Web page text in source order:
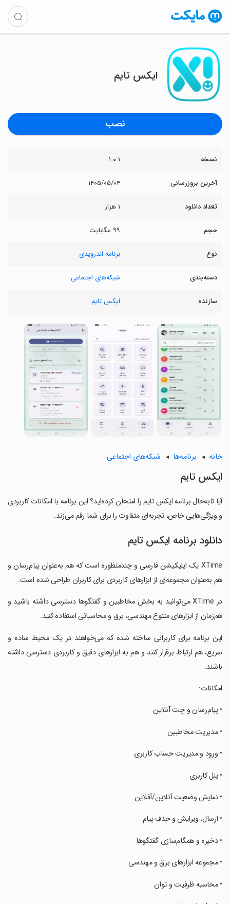
‏‏‏ایکس تایم
نصب
نسخه ۱.۰.۱
آخرین بروزرسانی ۱۴۰۵/۰۵/۰۴
تعداد دانلود ۱ هزار
حجم ۹۹ مگابایت
نوع برنامه اندرویدی
دسته‌بندی شبکه‌های اجتماعی
سازنده ایکس تایم
خانه برنامه‌ها شبکه‌های اجتماعی
‏‏‏ایکس تایم
آیا تابه‌حال برنامه ‏‏‏ایکس تایم را امتحان کرده‌اید؟ این برنامه با امکانات کاربردی
و ویژگی‌هایی خاص، تجربه‌ای متفاوت را برای شما رقم می‌زند.
دانلود برنامه ‏‏‏ایکس تایم
‏‏‏XTime یک اپلیکیشن فارسی و چندمنظوره است که هم به‌عنوان پیام‌رسان و
هم به‌عنوان مجموعه‌ای از ابزارهای کاربردی برای کاربران طراحی شده است.
‏‏‏در XTime می‌توانید به بخش مخاطبین و گفتگوها دسترسی داشته باشید و
هم‌زمان از ابزارهای متنوع مهندسی، برق و محاسباتی استفاده کنید.
‏‏‏این برنامه برای کاربرانی ساخته شده که می‌خواهند در یک محیط ساده و
سریع، هم ارتباط برقرار کنند و هم به ابزارهای دقیق و کاربردی دسترسی داشته
باشند.
‏‏‏امکانات:
‏‏‏• پیام‌رسان و چت آنلاین
‏‏‏• مدیریت مخاطبین
‏‏‏• ورود و مدیریت حساب کاربری
‏‏‏• پنل کاربری
‏‏‏• نمایش وضعیت آنلاین/آفلاین
‏‏‏• ارسال، ویرایش و حذف پیام
‏‏‏• ذخیره و همگام‌سازی گفتگوها
‏‏‏• مجموعه ابزارهای برق و مهندسی
‏‏‏• محاسبه ظرفیت و توان